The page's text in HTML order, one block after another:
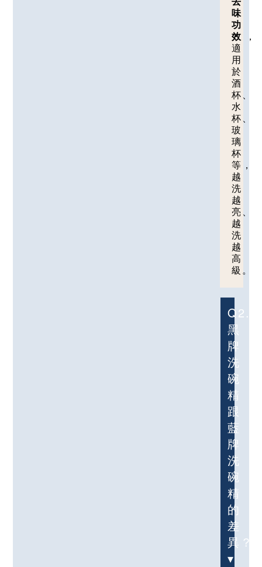
味
功
效 ，
適
用
於
酒
杯、
水
杯、
玻
璃
杯
等，
越
洗
越
亮、
越
洗
越
高
級。
Q2.
黑
牌
洗
碗
精
跟
藍
牌
洗
碗
精
的
差
異？
▾